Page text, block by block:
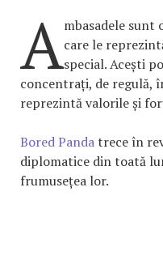
Ambasadele sunt
care le
special. Acești
concentrați, de regulă,
reprezintă valorile și
Bored Pandatrece în
diplomatice din toată
frumusețea lor.